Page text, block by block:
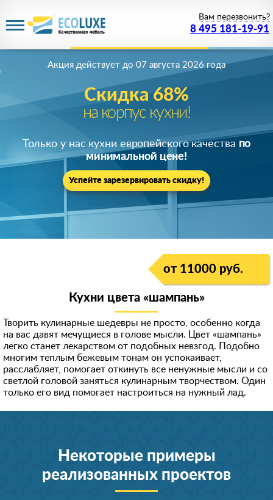
8 495 181-19-91
Вам перезвонить?
Скидка 68%
на корпус кухни!
Акция действует до 07 августа 2026 года
Только у нас кухни европейского качества по
минимальной цене!
Успейте зарезервировать скидку!
от 11000 руб.
Кухни цвета «шампань»
Творить кулинарные шедевры не просто, особенно когда
на вас давят мечущиеся в голове мысли. Цвет «шампань»
легко станет лекарством от подобных невзгод. Подобно
многим теплым бежевым тонам он успокаивает,
расслабляет, помогает откинуть все ненужные мысли и со
светлой головой заняться кулинарным творчеством. Один
только его вид помогает настроиться на нужный лад.
Некоторые примеры
реализованных проектов